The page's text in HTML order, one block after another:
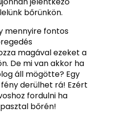
bőrünkön.
mennyire fontos
magával ezeket a
De mi van akkor ha
áll mögötte? Egy
derülhet rá! Ezért
fordulni ha
bőrén!